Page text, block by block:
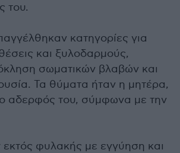
του.
κατηγορίες για
και ξυλοδαρμούς,
σωματικών βλαβών και
Τα θύματα ήταν η μητέρα,
αδερφός του, σύμφωνα με την
εκτός φυλακής με εγγύηση και